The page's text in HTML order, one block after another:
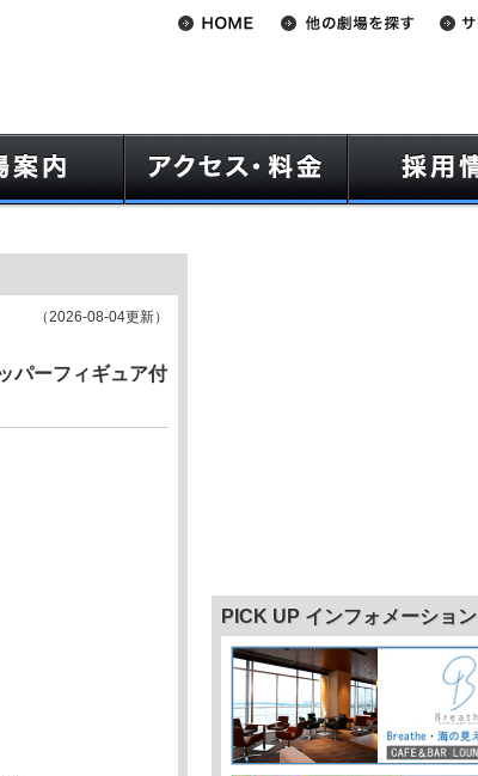
（2026-08-04更新）
パーフィギュア付
PICK UP インフォメーション